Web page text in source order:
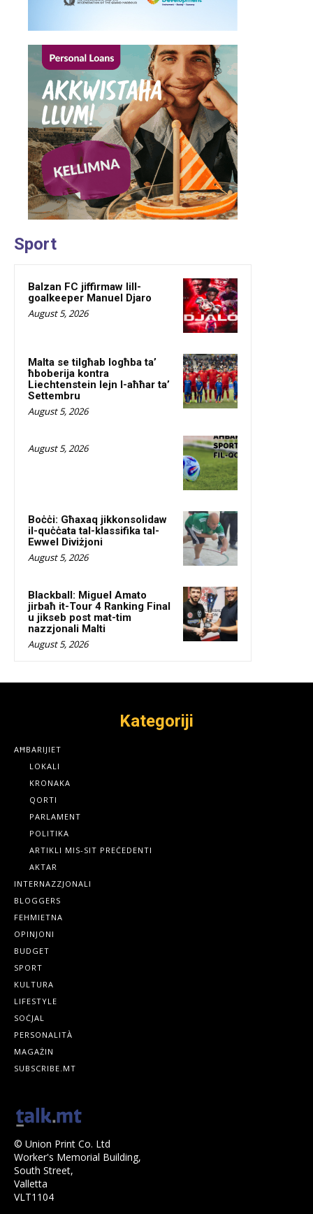
Sport
Balzan FC jiffirmaw lill-
goalkeeper Manuel Djaro
August 5, 2026
Malta se tilgħab logħba ta’
ħboberija kontra
Liechtenstein lejn l-aħħar ta’
Settembru
August 5, 2026
August 5, 2026
Boċċi: Għaxaq jikkonsolidaw
il-quċċata tal-klassifika tal-
Ewwel Diviżjoni
August 5, 2026
Blackball: Miguel Amato
jirbaħ it-Tour 4 Ranking Final
u jikseb post mat-tim
nazzjonali Malti
August 5, 2026
Kategoriji
AĦBARIJIET
LOKALI
KRONAKA
QORTI
PARLAMENT
POLITIKA
ARTIKLI MIS-SIT PREĊEDENTI
AKTAR
INTERNAZZJONALI
BLOGGERS
FEHMIETNA
OPINJONI
BUDGET
SPORT
KULTURA
LIFESTYLE
SOĊJAL
PERSONALITÀ
MAGAŻIN
SUBSCRIBE.MT
© Union Print Co. Ltd
Worker's Memorial Building,
South Street,
Valletta
VLT1104